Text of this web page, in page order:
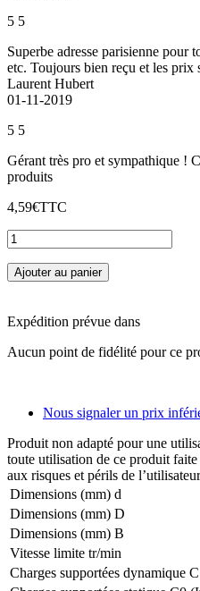
5 5
Superbe adresse parisienne pour
etc. Toujours bien reçu et les prix
Laurent Hubert
01-11-2019
5 5
Gérant très pro et sympathique !
produits
4,59€TTC
Ajouter au panier
Expédition prévue dans
Aucun point de fidélité pour ce
Nous signaler un prix
Produit non adapté pour une
toute utilisation de ce produit
aux risques et périls de l’utilisateur
Dimensions (mm) d
Dimensions (mm) D
Dimensions (mm) B
Vitesse limite tr/min
Charges supportées dynamique